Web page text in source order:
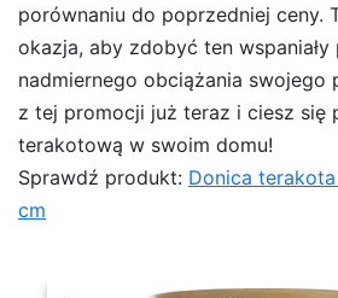
porównaniu do poprzedniej ceny.
okazja, aby zdobyć ten
nadmiernego obciążania swojego
z tej promocji już teraz i ciesz się
terakotową w swoim domu!
Sprawdź produkt: Donica
cm